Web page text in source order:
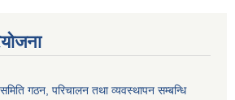
गठन, परिचालन तथा व्यवस्थापन सम्बन्धि